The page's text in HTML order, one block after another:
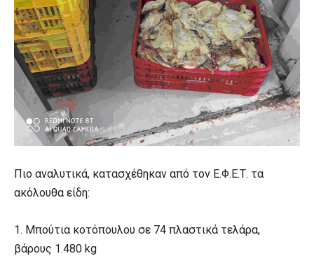
Πιο αναλυτικά, κατασχέθηκαν από τον Ε.Φ.Ε.Τ. τα
ακόλουθα είδη:
1. Μπούτια κοτόπουλου σε 74 πλαστικά τελάρα,
βάρους 1.480 kg